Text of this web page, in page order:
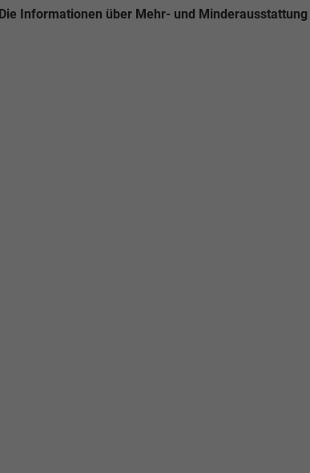
Die Informationen über Mehr- und